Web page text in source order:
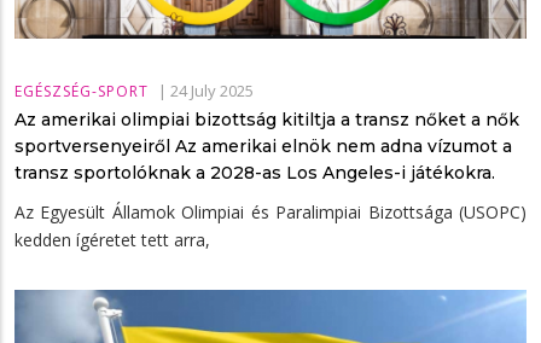
EGÉSZSÉG-SPORT | 24 July 2025
Az amerikai olimpiai bizottság kitiltja a transz nőket a nők
sportversenyeiről Az amerikai elnök nem adna vízumot a
transz sportolóknak a 2028-as Los Angeles-i játékokra.
Az Egyesült Államok Olimpiai és Paralimpiai Bizottsága (USOPC)
kedden ígéretet tett arra,